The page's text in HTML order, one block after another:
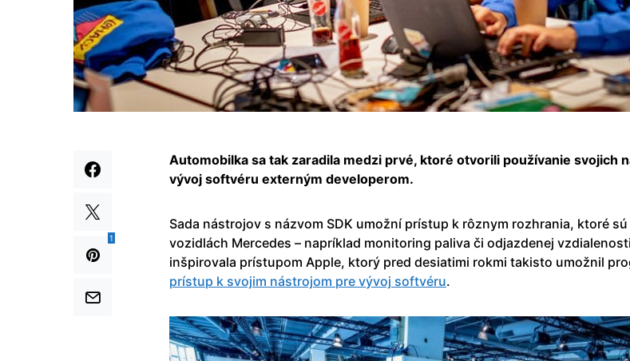
1
Automobilka sa tak zaradila medzi prvé, ktoré otvorili používanie svojich
vývoj softvéru externým developerom.
Sada nástrojov s názvom SDK umožní prístup k rôznym rozhrania, ktoré
vozidlách Mercedes – napríklad monitoring paliva či odjazdenej
inšpirovala prístupom Apple, ktorý pred desiatimi rokmi takisto umožnil
prístup k svojim nástrojom pre vývoj softvéru.